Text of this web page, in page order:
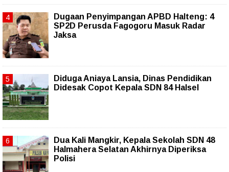
Dugaan Penyimpangan APBD Halteng: 4
SP2D Perusda Fagogoru Masuk Radar
Jaksa
Diduga Aniaya Lansia, Dinas Pendidikan
Didesak Copot Kepala SDN 84 Halsel
Dua Kali Mangkir, Kepala Sekolah SDN 48
Halmahera Selatan Akhirnya Diperiksa
Polisi